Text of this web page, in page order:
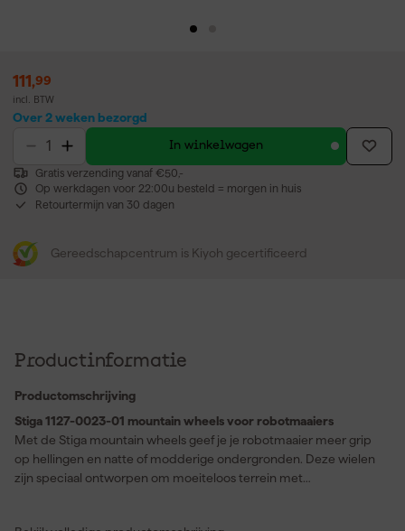
111,99
incl. BTW
Over 2 weken bezorgd
In winkelwagen
Gratis verzending vanaf €50,-
Op werkdagen voor 22:00u besteld = morgen in huis
Retourtermijn van 30 dagen
Gereedschapcentrum is Kiyoh gecertificeerd
Productinformatie
Productomschrijving
Stiga 1127-0023-01 mountain wheels voor robotmaaiers
Met de Stiga mountain wheels geef je je robotmaaier meer grip
op hellingen en natte of modderige ondergronden. Deze wielen
zijn speciaal ontworpen om moeiteloos terrein met